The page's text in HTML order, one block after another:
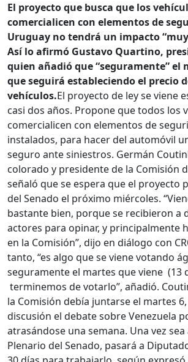
El proyecto que busca que los
comercialicen con elementos de
Uruguay no tendrá un impacto
Así lo afirmó Gustavo Quartino,
quien añadió que “seguramente” el
que seguirá estableciendo el precio
vehículos.El proyecto de ley se viene
casi dos años. Propone que todos los
comercialicen con elementos de
instalados, para hacer del automóvil
seguro ante siniestros. Germán
colorado y presidente de la Comisión
señaló que se espera que el proyecto
del Senado el próximo miércoles.
bastante bien, porque se recibieron a
actores para opinar, y principalmente
en la Comisión”, dijo en diálogo con
tanto, “es algo que se viene votando
seguramente el martes que viene (13
terminemos de votarlo”, añadió.
la Comisión debía juntarse el martes
discusión el debate sobre Venezuela
atrasándose una semana. Una vez
Plenario del Senado, pasará a